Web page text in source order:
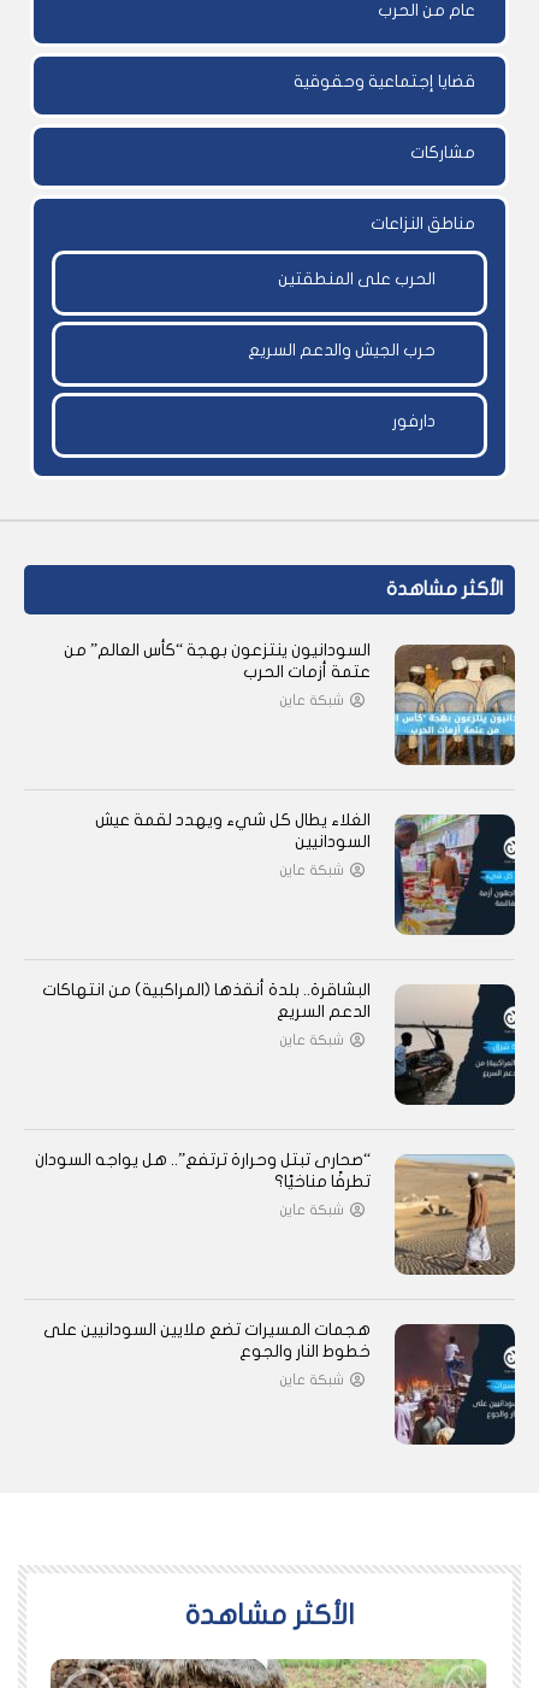
عام من الحرب
قضايا إجتماعية وحقوقية
مشاركات
مناطق النزاعات
الحرب على المنطقتين
حرب الجيش والدعم السريع
دارفور
الأكثر مشاهدة
السودانيون ينتزعون بهجة “كأس العالم” من
عتمة أزمات الحرب
شبكة عاين
الغلاء يطال كل شيء ويهدد لقمة عيش
السودانيين
شبكة عاين
البشاقرة.. بلدة أنقذها (المراكبية) من انتهاكات
الدعم السريع
شبكة عاين
“صحارى تبتل وحرارة ترتفع”.. هل يواجه السودان
تطرفًا مناخيًا؟
شبكة عاين
هجمات المسيرات تضع ملايين السودانيين على
خطوط النار والجوع
شبكة عاين
اﻷكثر مشاهدة